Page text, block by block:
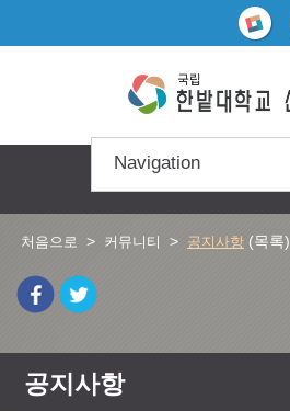
Navigation
처음으로 > 커뮤니티 > 공지사항 (목록)
공지사항